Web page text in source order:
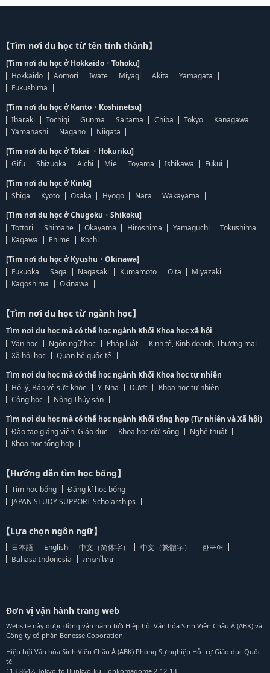
【Tìm nơi du học từ tên tỉnh thành】
[Tìm nơi du học ở Hokkaido・Tohoku]
Hokkaido
Aomori Iwate Miyagi Akita
Yamagata
Fukushima
[Tìm nơi du học ở Kanto・Koshinetsu]
Ibaraki
Tochigi Gunma Saitama Chiba Tokyo
Kanagawa
Yamanashi
Nagano
Niigata
[Tìm nơi du học ở Tokai ・Hokuriku]
Gifu
Shizuoka Aichi Mie Toyama Ishikawa
Fukui
[Tìm nơi du học ở Kinki]
Shiga
Kyoto Osaka Hyogo Nara
Wakayama
[Tìm nơi du học ở Chugoku・Shikoku]
Tottori
Shimane Okayama Hiroshima Yamaguchi
Tokushima
Kagawa
Ehime
Kochi
[Tìm nơi du học ở Kyushu・Okinawa]
Fukuoka
Saga Nagasaki Kumamoto Oita
Miyazaki
Kagoshima
Okinawa
【Tìm nơi du học từ ngành học】
Tìm nơi du học mà có thể học ngành Khối Khoa học xã hội
Văn học
Ngôn ngữ học Pháp luật
Kinh tế, Kinh doanh, Thương mại
Xã hội học
Quan hệ quốc tế
Tìm nơi du học mà có thể học ngành Khối Khoa học tự nhiên
Hộ lý, Bảo vệ sức khỏe
Y, Nha Dược
Khoa học tự nhiên
Công học
Nông Thủy sản
Tìm nơi du học mà có thể học ngành Khối tổng hợp (Tự nhiên và Xã hội)
Đào tạo giảng viên, Giáo dục
Khoa học đời sống
Nghệ thuật
Khoa học tổng hợp
【Hướng dẫn tìm học bổng】
Tìm học bổng
Đăng kí học bổng
JAPAN STUDY SUPPORT Scholarships
【Lựa chọn ngôn ngữ】
日本語 English 中文（简体字） 中文（繁體字）
한국어
Bahasa Indonesia
ภาษาไทย
Đơn vị vận hành trang web
Website này được đồng vận hành bởi Hiệp hội Văn hóa Sinh Viên Châu Á (ABK) và
Công ty cổ phần Benesse Coporation.
Hiệp hội Văn hóa Sinh Viên Châu Á (ABK) Phòng Sự nghiệp Hỗ trợ Giáo dục Quốc
tế
113-8642, Tokyo-to Bunkyo-ku Honkomagome 2-12-13